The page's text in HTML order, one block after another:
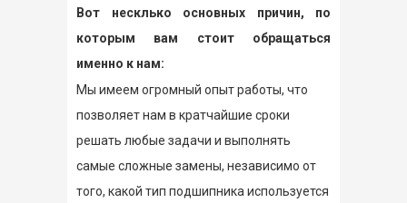
Вот несклько основных причин, по
которым вам стоит обращаться
именно к нам:
Мы имеем огромный опыт работы, что
позволяет нам в кратчайшие сроки
решать любые задачи и выполнять
самые сложные замены, независимо от
того, какой тип подшипника используется